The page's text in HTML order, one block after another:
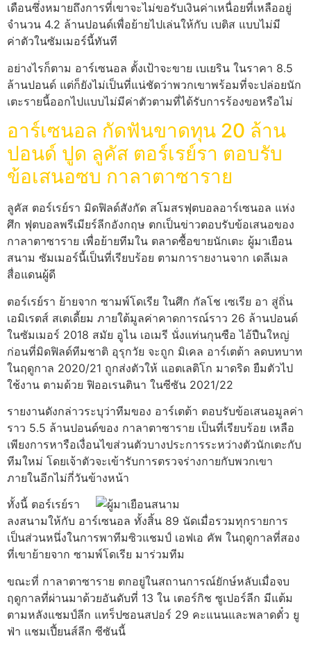
เดือนซึ่งหมายถึงการที่เขาจะไม่ขอรับเงินค่าเหนื่อยที่เหลืออยู่
จำนวน 4.2 ล้านปอนด์เพื่อย้ายไปเล่นให้กับ เบติส แบบไม่มี
ค่าตัวในซัมเมอร์นี้ทันที
อย่างไรก็ตาม อาร์เซนอล ตั้งเป้าจะขาย เบเยริน ในราคา 8.5
ล้านปอนด์ แต่ก็ยังไม่เป็นที่แน่ชัดว่าพวกเขาพร้อมที่จะปล่อยนัก
เตะรายนี้ออกไปแบบไม่มีค่าตัวตามที่ได้รับการร้องขอหรือไม่
อาร์เซนอล กัดฟันขาดทุน 20 ล้าน
ปอนด์ ปูด ลูคัส ตอร์เรย์รา ตอบรับ
ข้อเสนอซบ กาลาตาซาราย
ลูคัส ตอร์เรย์รา มิดฟิลด์สังกัด สโมสรฟุตบอลอาร์เซนอล แห่ง
ศึก ฟุตบอลพรีเมียร์ลีกอังกฤษ ตกเป็นข่าวตอบรับข้อเสนอของ
กาลาตาซาราย เพื่อย้ายทีมใน ตลาดซื้อขายนักเตะ ผู้มาเยือน
สนาม ซัมเมอร์นี้เป็นที่เรียบร้อย ตามการายงานจาก เดลีเมล
สื่อแดนผู้ดี
ตอร์เรย์รา ย้ายจาก ซามพ์โดเรีย ในศึก กัลโช เซเรีย อา สู่ถิ่น
เอมิเรตส์ สเตเดี้ยม ภายใต้มูลค่าคาดการณ์ราว 26 ล้านปอนด์
ในซัมเมอร์ 2018 สมัย อูไน เอเมรี นั่งแท่นกุนซือ ไอ้ปืนใหญ่
ก่อนที่มิดฟิลด์ทีมชาติ อุรุกวัย จะถูก มิเคล อาร์เตต้า ลดบทบาท
ในฤดูกาล 2020/21 ถูกส่งตัวให้ แอตเลติโก มาดริด ยืมตัวไป
ใช้งาน ตามด้วย ฟิออเรนตินา ในซีซัน 2021/22
รายงานดังกล่าวระบุว่าทีมของ อาร์เตต้า ตอบรับข้อเสนอมูลค่า
ราว 5.5 ล้านปอนด์ของ กาลาตาซาราย เป็นที่เรียบร้อย เหลือ
เพียงการหารือเงื่อนไขส่วนตัวบางประการระหว่างตัวนักเตะกับ
ทีมใหม่ โดยเจ้าตัวจะเข้ารับการตรวจร่างกายกับพวกเขา
ภายในอีกไม่กี่วันข้างหน้า
ทั้งนี้ ตอร์เรย์รา
ลงสนามให้กับ อาร์เซนอล ทั้งสิ้น 89 นัดเมื่อรวมทุกรายการ
เป็นส่วนหนึ่งในการพาทีมซิวแชมป์ เอฟเอ คัพ ในฤดูกาลที่สอง
ที่เขาย้ายจาก ซามพ์โดเรีย มาร่วมทีม
ขณะที่ กาลาตาซาราย ตกอยู่ในสถานการณ์ยักษ์หลับเมื่อจบ
ฤดูกาลที่ผ่านมาด้วยอันดับที่ 13 ใน เตอร์กิช ซูเปอร์ลีก มีแต้ม
ตามหลังแชมป์ลีก แทร็ปซอนสปอร์ 29 คะแนนและพลาดตั๋ว ยู
ฟ่า แชมเปี้ยนส์ลีก ซีซันนี้